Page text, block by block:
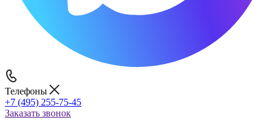
Телефоны
+7 (495) 255-75-45
Заказать звонок